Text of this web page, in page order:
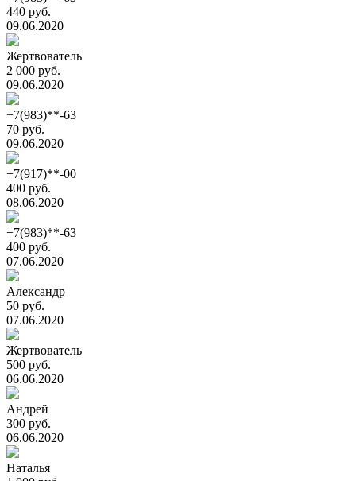
440 руб.
09.06.2020
Жертвователь
2 000 руб.
09.06.2020
+7(983)**-63
70 руб.
09.06.2020
+7(917)**-00
400 руб.
08.06.2020
+7(983)**-63
400 руб.
07.06.2020
Александр
50 руб.
07.06.2020
Жертвователь
500 руб.
06.06.2020
Андрей
300 руб.
06.06.2020
Наталья